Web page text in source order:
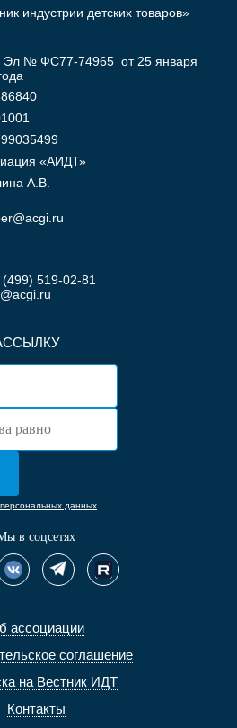
ассоциации
соглашение
на Вестник ИДТ
Контакты
данных
в соцсетях
индустрии детских товаров»
Эл № ФС77-74965 от 25 января
«АИДТ»
А.В.
(499) 519-02-81